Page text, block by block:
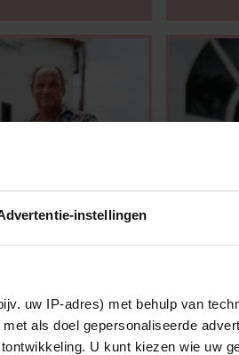
instellingen
uw IP-adres) met behulp van
als doel gepersonaliseerde
U kunt kiezen wie uw
bleek al eerder
uit